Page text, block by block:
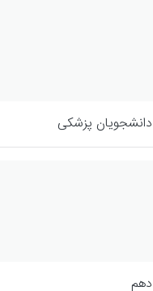
دانشجویان پزشکی
دهم